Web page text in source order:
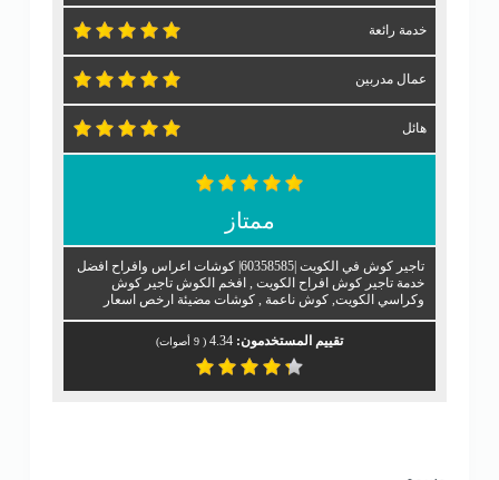
خدمة رائعة
عمال مدربين
هائل
ممتاز
تاجير كوش في الكويت |60358585| كوشات اعراس وافراح افضل
خدمة تاجير كوش افراح الكويت , افخم الكوش تاجير كوش
وكراسي الكويت, كوش ناعمة , كوشات مضيئة ارخص اسعار
تقييم المستخدمون: 4.34
(
9 أصوات)